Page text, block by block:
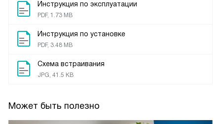
Инструкция по эксплуатации
PDF, 1.73 MB
Инструкция по установке
PDF, 3.48 MB
Схема встраивания
JPG, 41.5 KB
Может быть полезно